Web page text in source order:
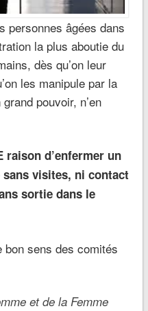
personnes âgées dans
la plus aboutie du
dès qu’on leur
les manipule par la
pouvoir, n’en
raison d’enfermer un
visites, ni contact
sortie dans le
bon sens des comités
et de la Femme